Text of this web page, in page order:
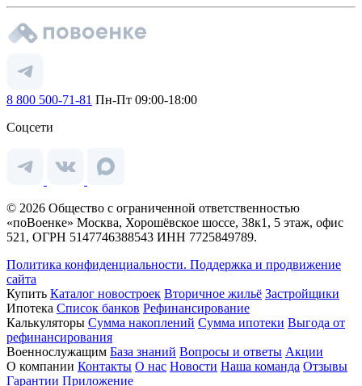
8 800 500-71-81 Пн-Пт 09:00-18:00
Соцсети
© 2026 Общество с ограниченной ответственностью
«поВоенке» Москва, Хорошёвское шоссе, 38к1, 5 этаж, офис
521, ОГРН 5147746388543 ИНН 7725849789.
Политика конфиденциальности. Поддержка и продвижение
сайта
Купить Каталог новостроек Вторичное жильё Застройщики
Ипотека Список банков Рефинансирование
Калькуляторы Сумма накоплений Сумма ипотеки Выгода от
рефинансирования
Военнослужащим База знаний Вопросы и ответы Акции
О компании Контакты О нас Новости Наша команда Отзывы
Гарантии Приложение